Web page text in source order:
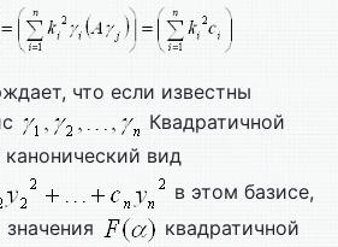
что если известны
Квадратичной
канонический вид
в этом базисе,
квадратичной